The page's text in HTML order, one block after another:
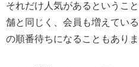
それだけ人気があるというこ
舗と同じく、会員も増えてい
の順番待ちになることもありま